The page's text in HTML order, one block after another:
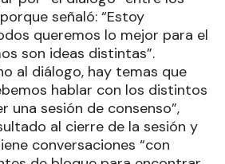
señaló: “Estoy
queremos lo mejor para el
son ideas distintas”.
al diálogo, hay temas que
hablar con los distintos
una sesión de consenso”,
al cierre de la sesión y
conversaciones “con